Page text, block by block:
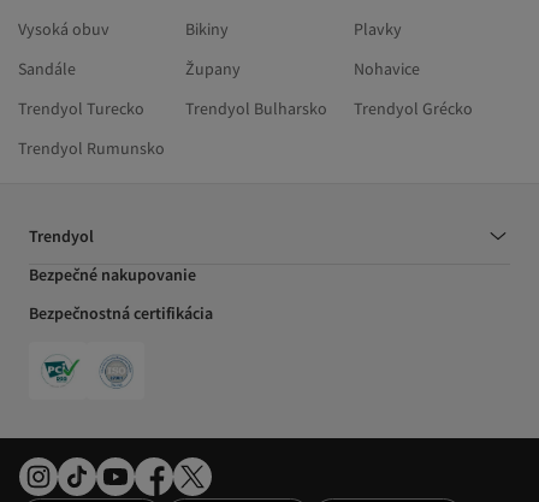
Vysoká obuv
Bikiny
Plavky
Sandále
Župany
Nohavice
Trendyol Turecko
Trendyol Bulharsko
Trendyol Grécko
Trendyol Rumunsko
Trendyol
Bezpečné nakupovanie
Bezpečnostná certifikácia